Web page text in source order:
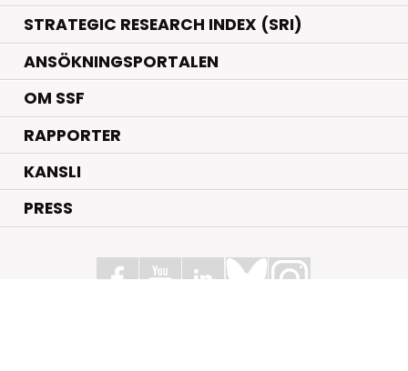
STRATEGIC RESEARCH INDEX (SRI)
ANSÖKNINGSPORTALEN
OM SSF
RAPPORTER
KANSLI
PRESS